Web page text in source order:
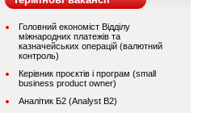
Головний економіст Відділу
міжнародних платежів та
казначейських операцій (валютний
контроль)
Керівник проєктів і програм (small
business product owner)
Аналітик Б2 (Analyst B2)